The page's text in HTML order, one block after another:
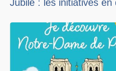
Jubilé : les initiatives en